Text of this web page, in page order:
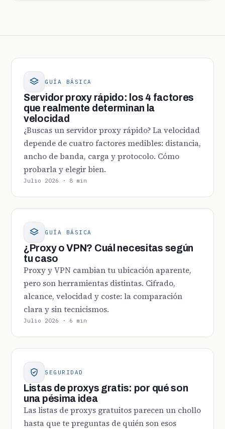
GUÍA BÁSICA
Servidor proxy rápido: los 4 factores
que realmente determinan la
velocidad
¿Buscas un servidor proxy rápido? La velocidad
depende de cuatro factores medibles: distancia,
ancho de banda, carga y protocolo. Cómo
probarla y elegir bien.
Julio 2026 · 8 min
GUÍA BÁSICA
¿Proxy o VPN? Cuál necesitas según
tu caso
Proxy y VPN cambian tu ubicación aparente,
pero son herramientas distintas. Cifrado,
alcance, velocidad y coste: la comparación
clara y sin tecnicismos.
Julio 2026 · 6 min
SEGURIDAD
Listas de proxys gratis: por qué son
una pésima idea
Las listas de proxys gratuitos parecen un chollo
hasta que te preguntas de quién son esos